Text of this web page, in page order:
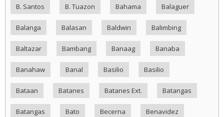
B. Santos B. Tuazon Bahama Balaguer
Balanga Balasan Baldwin Balimbing
Baltazar Bambang Banaag Banaba
Banahaw Banal Basilio Basilio
Bataan Batanes Batanes Ext. Batangas
Batangas Bato Becerna Benavidez